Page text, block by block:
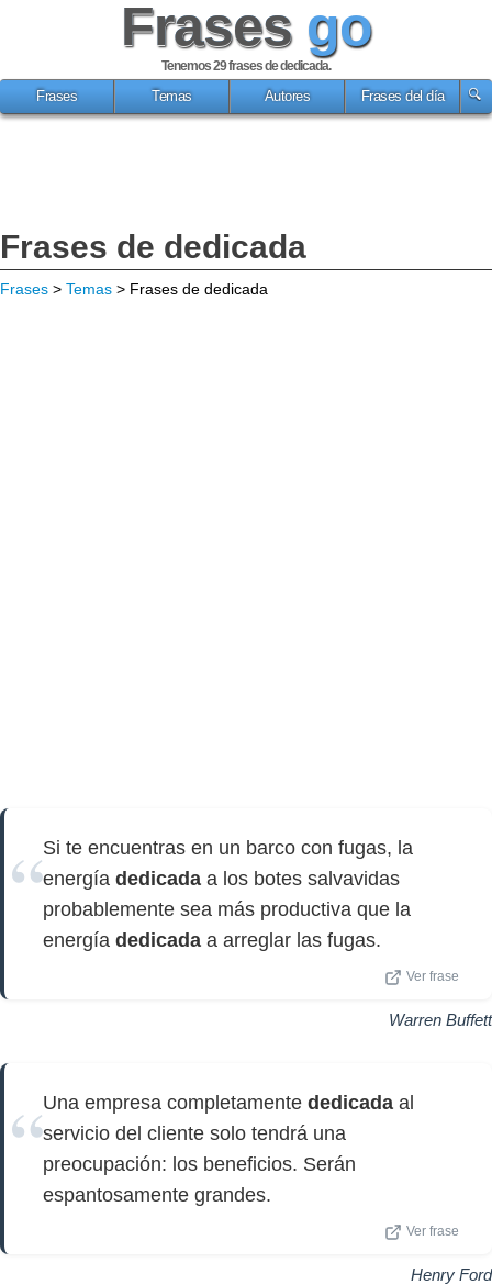
Frases go
Tenemos 29frases de dedicada.
Frases
Temas Autores Frases del día
Frases de dedicada
Frases > Temas > Frases de dedicada
Si te encuentras en un barco con fugas, la
energía dedicada a los botes salvavidas
probablemente sea más productiva que la
energía dedicada a arreglar las fugas.
Ver frase
Warren Buffett
Una empresa completamente dedicada al
servicio del cliente solo tendrá una
preocupación: los beneficios. Serán
espantosamente grandes.
Ver frase
Henry Ford